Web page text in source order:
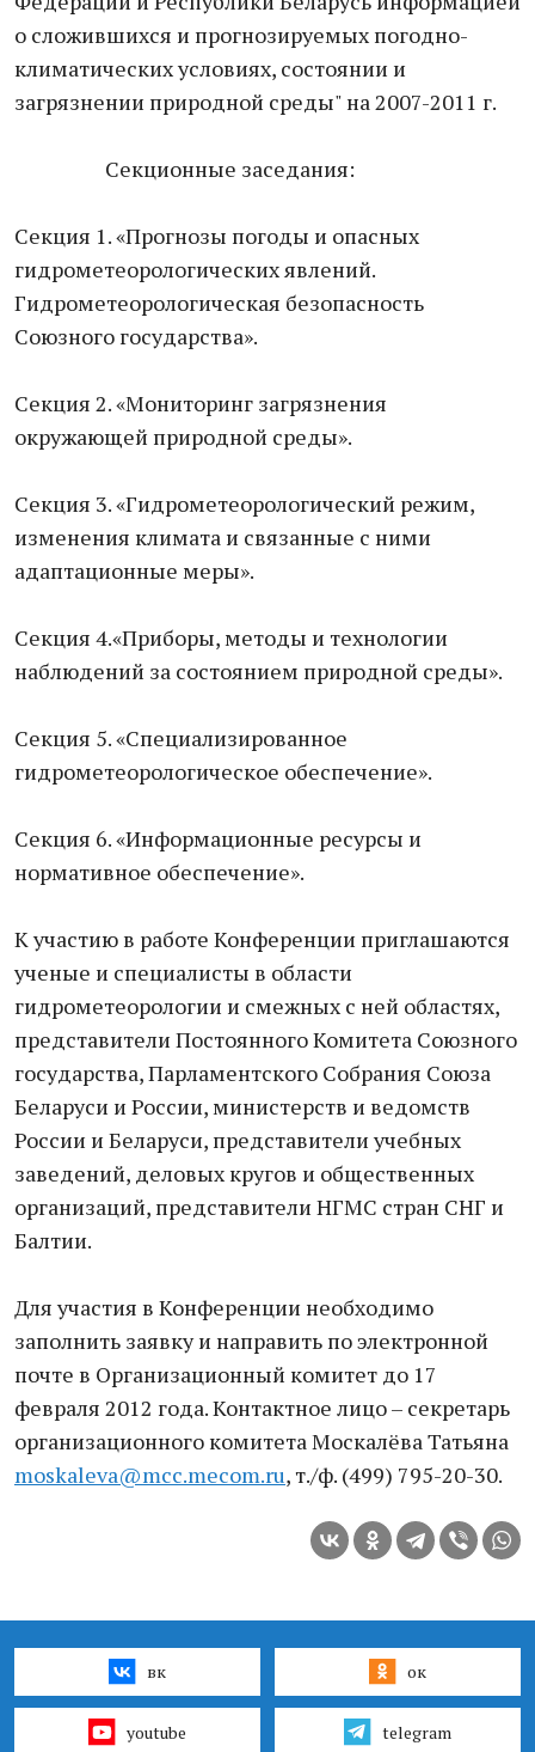
о сложившихся и прогнозируемых погодно-
климатических условиях, состоянии и
загрязнении природной среды" на 2007-2011 г.
Секционные заседания:
Секция 1. «Прогнозы погоды и опасных
гидрометеорологических явлений.
Гидрометеорологическая безопасность
Союзного государства».
Секция 2. «Мониторинг загрязнения
окружающей природной среды».
Секция 3. «Гидрометеорологический режим,
изменения климата и связанные с ними
адаптационные меры».
Секция 4.«Приборы, методы и технологии
наблюдений за состоянием природной среды».
Секция 5. «Специализированное
гидрометеорологическое обеспечение».
Секция 6. «Информационные ресурсы и
нормативное обеспечение».
К участию в работе Конференции приглашаются
ученые и специалисты в области
гидрометеорологии и смежных с ней областях,
представители Постоянного Комитета Союзного
государства, Парламентского Собрания Союза
Беларуси и России, министерств и ведомств
России и Беларуси, представители учебных
заведений, деловых кругов и общественных
организаций, представители НГМС стран СНГ и
Балтии.
Для участия в Конференции необходимо
заполнить заявку и направить по электронной
почте в Организационный комитет до 17
февраля 2012 года. Контактное лицо – секретарь
организационного комитета Москалёва Татьяна
moskaleva@mcc.mecom.ru, т./ф. (499) 795-20-30.
вк ок
youtube telegram